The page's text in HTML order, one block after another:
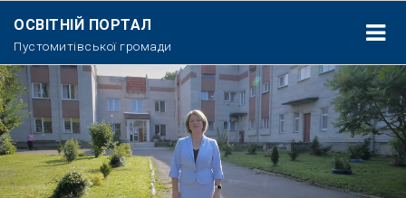
ОСВІТНІЙ ПОРТАЛ
Пустомитівської громади